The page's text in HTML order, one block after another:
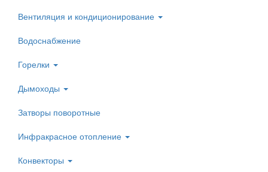
Вентиляция и кондиционирование
Водоснабжение
Горелки
Дымоходы
Затворы поворотные
Инфракрасное отопление
Конвекторы